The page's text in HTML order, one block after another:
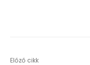
Előző cikk